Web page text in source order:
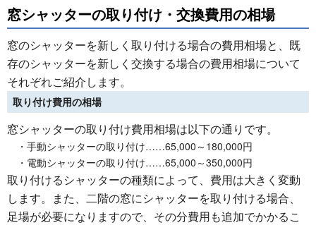
窓シャッターの取り付け・交換費用の相場
窓のシャッターを新しく取り付ける場合の費用相場と、既
存のシャッターを新しく交換する場合の費用相場について
それぞれご紹介します。
取り付け費用の相場
窓シャッターの取り付け費用相場は以下の通りです。
・手動シャッターの取り付け……65,000～180,000円
・電動シャッターの取り付け……65,000～350,000円
取り付けるシャッターの種類によって、費用は大きく変動
します。また、二階の窓にシャッターを取り付ける場合、
足場が必要になりますので、その分費用も追加でかかるこ